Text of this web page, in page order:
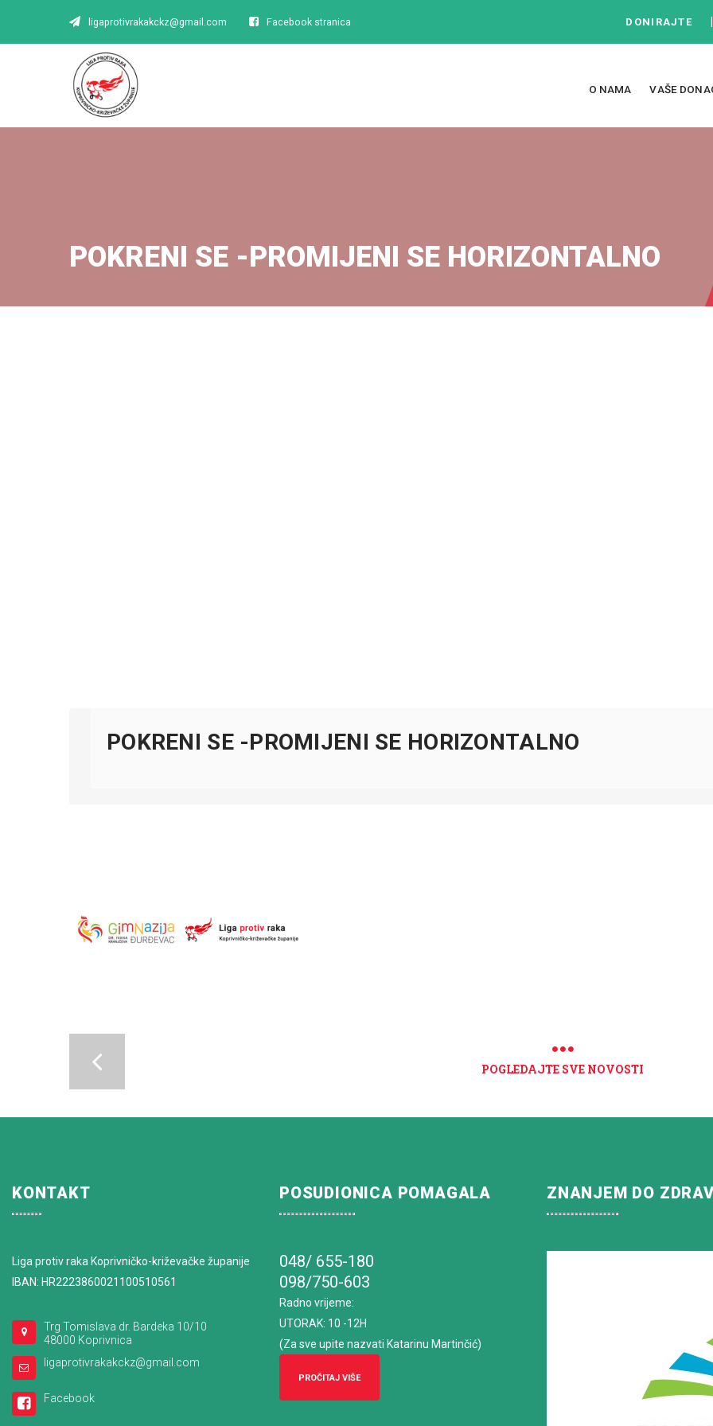
ligaprotivrakakckz@gmail.com Facebook stranica DONIRAJTE
O NAMA VAŠE
POKRENI SE -PROMIJENI SE HORIZONTALNO
POKRENI SE -PROMIJENI SE HORIZONTALNO
POGLEDAJTE SVE NOVOSTI
KONTAKT
Liga protiv raka Koprivničko-križevačke županije
IBAN: HR2223860021100510561
Trg Tomislava dr. Bardeka 10/10
48000 Koprivnica
ligaprotivrakakckz@gmail.com
Facebook
POSUDIONICA POMAGALA
048/ 655-180
098/750-603
Radno vrijeme:
UTORAK: 10 -12H
(Za sve upite nazvati Katarinu Martinčić)
PROČITAJ VIŠE
ZNANJEM DO